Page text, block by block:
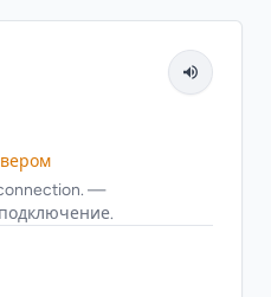
—